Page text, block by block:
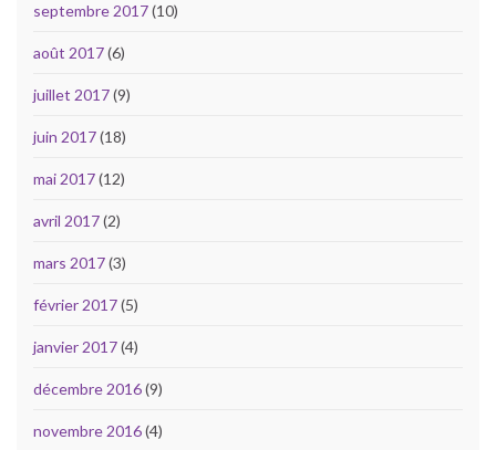
septembre 2017(10)
août 2017(6)
juillet 2017(9)
juin 2017(18)
mai 2017(12)
avril 2017(2)
mars 2017(3)
février 2017(5)
janvier 2017(4)
décembre 2016(9)
novembre 2016(4)